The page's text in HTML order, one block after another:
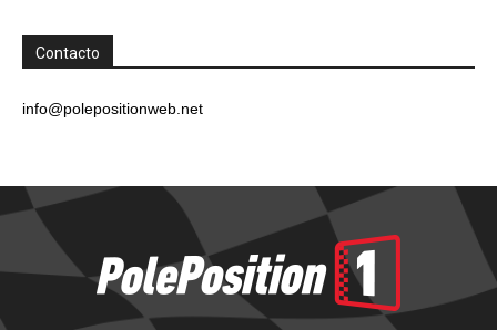
Contacto
info@polepositionweb.net